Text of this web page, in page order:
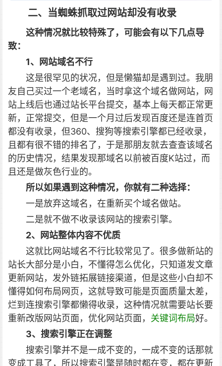
二、当蜘蛛抓取过网站却没有收录
这种情况就比较特殊了，可能会有以下几点导
致：
1、网站域名不行
这是很罕见的状况，但是懒猫却是遇到过。我朋
友自己买过一个老域名，当时拿这个域名做网站，网
站上线后也通过站长平台提交，基本上每天都正常更
新，正常提交，但是一个月过后发现百度还是连首页
都没有收录，但360、搜狗等搜索引擎都已经收录，
且都有很不错的排名了，于是那朋友就去查查该域名
的历史情况，结果发现那域名以前被百度K站过，而
且还是做灰色行业的。
所以如果遇到这种情况，你就有二种选择：
一是放弃这域名，在重新买个域名做站。
二是就不做不收录该网站的搜索引擎。
2、
网站整体内容不优质
这就比网站域名不行比较常见了。很多做新站的
站长大部分是小白，不懂得怎么优化，只知道发文章
更新网站，发外链拓展链接渠道，但是这些小白却不
懂得如何布局网页，这就导致可能是页面质量太差，
烂到连搜索引擎都懒得收录，这种情况就需要站长要
重新改版网站页面，优化网站页面， 关键词布局好。
3、搜索引擎正在调整
搜索引擎并不是一成不变的，一成不变的话那就
变成工具了，所以搜索引擎是随时都在变，都在更新